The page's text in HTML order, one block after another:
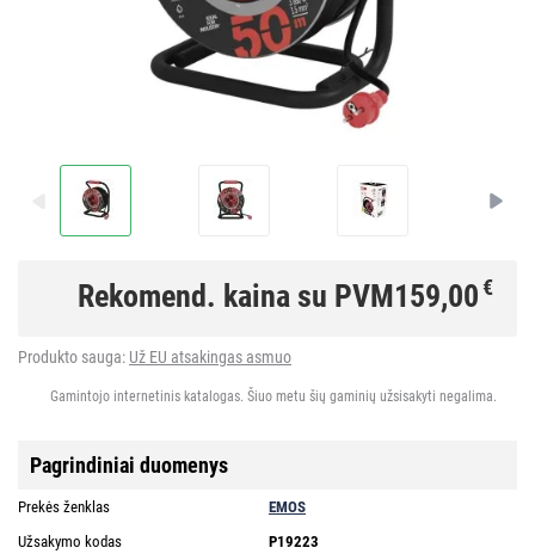
Rekomend. kaina su PVM159,00€
Produkto sauga: Už EU atsakingas asmuo
Gamintojo internetinis katalogas. Šiuo metu šių gaminių užsisakyti negalima.
Pagrindiniai duomenys
Prekės ženklas
EMOS
Užsakymo kodas
P19223